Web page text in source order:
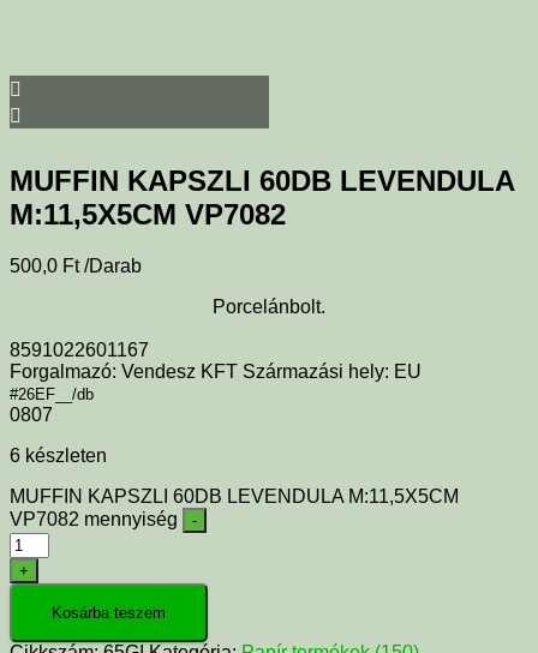
MUFFIN KAPSZLI 60DB LEVENDULA
M:11,5X5CM VP7082
500,0 Ft /Darab
Porcelánbolt.
8591022601167
Forgalmazó: Vendesz KFT Származási hely: EU
#26EF__/db
0807
6 készleten
MUFFIN KAPSZLI 60DB LEVENDULA M:11,5X5CM
VP7082 mennyiség
-
+
Kosárba teszem